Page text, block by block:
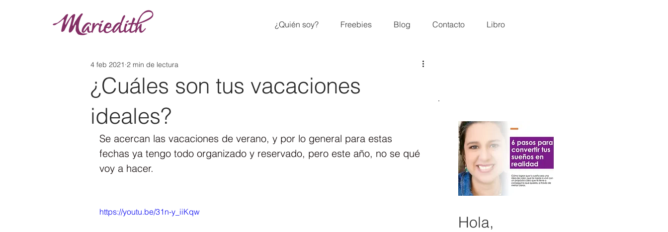
¿Quién soy? Freebies Blog Contacto Libro
¿Cuáles son tus vacaciones
ideales?
4 feb 2021 2 min de lectura
Se acercan las vacaciones de verano, y por lo general para estas
fechas ya tengo todo organizado y reservado, pero este año, no se qué
voy a hacer.
https://youtu.be/31n-y_iiKqw
Hola,